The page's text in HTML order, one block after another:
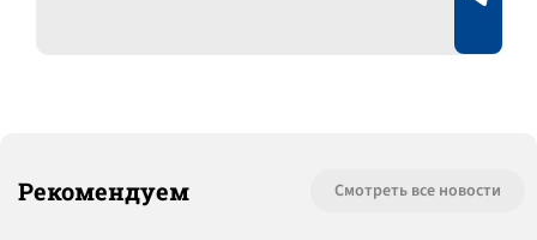
Рекомендуем Смотреть все новости